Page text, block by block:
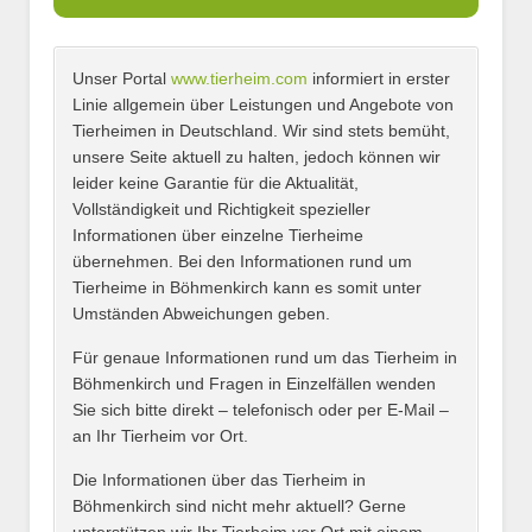
Name*
E-Mail*
Name des Tierheims*
Unser Portal www.tierheim.com informiert in erster
Linie allgemein über Leistungen und Angebote von
Tierheimen in Deutschland. Wir sind stets bemüht,
unsere Seite aktuell zu halten, jedoch können wir
leider keine Garantie für die Aktualität,
Vollständigkeit und Richtigkeit spezieller
Informationen über einzelne Tierheime
übernehmen. Bei den Informationen rund um
Tierheime in Böhmenkirch kann es somit unter
Umständen Abweichungen geben.
Für genaue Informationen rund um das Tierheim in
Böhmenkirch und Fragen in Einzelfällen wenden
Sie sich bitte direkt – telefonisch oder per E-Mail –
an Ihr Tierheim vor Ort.
Die Informationen über das Tierheim in
Böhmenkirch sind nicht mehr aktuell? Gerne